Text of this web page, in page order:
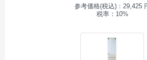
参考価格(税込)：29,425
税率：10%